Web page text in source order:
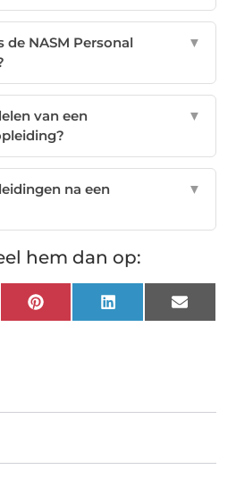
NASM Personal
▼
van een
▼
na een
▼
hem dan op:
Pinterest LinkedIn Email